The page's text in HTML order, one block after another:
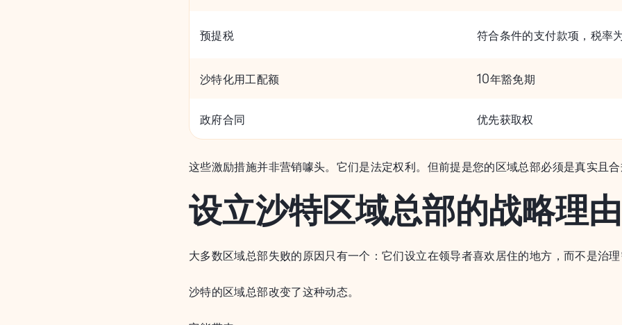
预提税 符合条件的支付款项，税率
沙特化用工配额 10年豁免期
政府合同 优先获取权
这些激励措施并非营销噱头。它们是法定权利。但前提是您的区域总部必须是真实且
设立沙特区域总部的战略理由
大多数区域总部失败的原因只有一个：它们设立在领导者喜欢居住的地方，而不是治
沙特的区域总部改变了这种动态。